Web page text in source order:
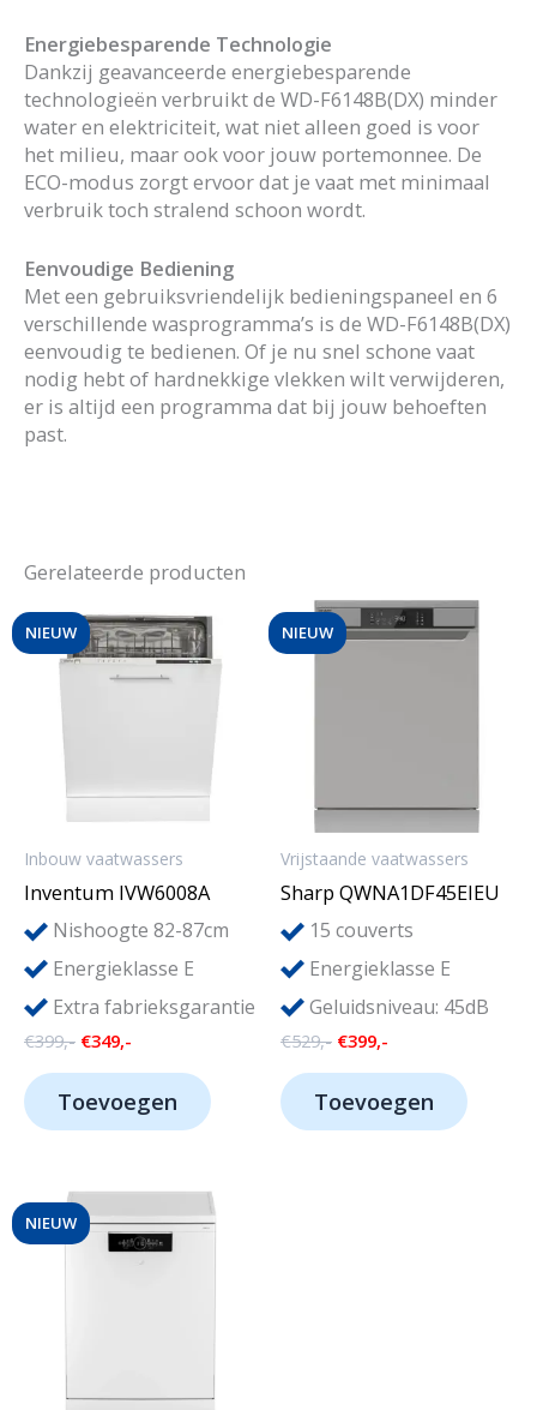
Energiebesparende Technologie
Dankzij geavanceerde energiebesparende
technologieën verbruikt de WD-F6148B(DX) minder
water en elektriciteit, wat niet alleen goed is voor
het milieu, maar ook voor jouw portemonnee. De
ECO-modus zorgt ervoor dat je vaat met minimaal
verbruik toch stralend schoon wordt.
Eenvoudige Bediening
Met een gebruiksvriendelijk bedieningspaneel en 6
verschillende wasprogramma’s is de WD-F6148B(DX)
eenvoudig te bedienen. Of je nu snel schone vaat
nodig hebt of hardnekkige vlekken wilt verwijderen,
er is altijd een programma dat bij jouw behoeften
past.
Gerelateerde producten
NIEUW
Inbouw vaatwassers
Inventum IVW6008A
Nishoogte 82-87cm
Energieklasse E
Extra fabrieksgarantie
€399,- Oorspronkelijke
€399,-.
€349,-
€349,-.
Toevoegen
NIEUW
Vrijstaande vaatwassers
Sharp QWNA1DF45EIEU
15 couverts
Energieklasse E
Geluidsniveau: 45dB
€529,- Oorspronkelijke
€529,-.
€399,-
€399,-.
Toevoegen
NIEUW